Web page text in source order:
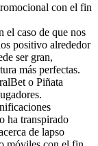
con el fin
el caso de que nos
positivo alrededor
ser gran,
más perfectas.
o Piñata
ha transpirado
de lapso